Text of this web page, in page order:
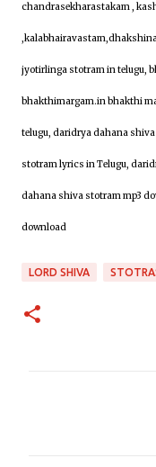
chandrasekharastakam ,
jyotirlinga stotram in telugu,
bhakthimargam.in bhakthi
telugu, daridrya dahana
stotram lyrics in Telugu,
dahana shiva stotram mp3
download
LORD SHIVA